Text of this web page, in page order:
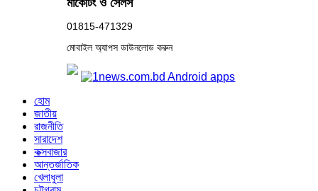
মার্কেটিং ও সেলস
01815-471329
মোবাইল অ্যাপস ডাউনলোড করুন
হোম
জাতীয়
রাজনীতি
সারাদেশ
কক্সবাজার
আন্তর্জাতিক
খেলাধুলা